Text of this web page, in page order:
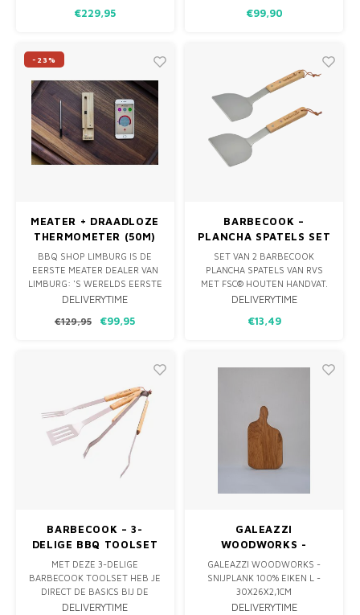
POEDERCOAT RVS.
€229,95
CHEF. WOK STANDAARD OM DE
€99,90
-23%
MEATER + DRAADLOZE
THERMOMETER (50M)
BBQ SHOP LIMBURG IS DE
EERSTE MEATER DEALER VAN
LIMBURG: 'S WERELDS EERSTE
ÉCHTE DRAADLOZE
EEN PROBE TWEE
KERNTEMPERATUUR VAN JE
BBQ, BRAAI OF SPIT
COMFORTABEL VANAF JE
DELIVERYTIME
€129,95 €99,95
BARBECOOK –
PLANCHA SPATELS SET
2 STUKS
SET VAN 2 BARBECOOK
PLANCHA SPATELS VAN RVS
MET FSC® HOUTEN HANDVAT.
IDEAAL VOOR
EN VIS. STEVIG, PRAKTISCH EN
DELIVERYTIME
€13,49
BARBECOOK – 3-
DELIGE BBQ TOOLSET
FSC®
MET DEZE 3-DELIGE
BARBECOOK TOOLSET HEB JE
DIRECT DE BASICS BIJ DE
HAND: SPATEL, VORK EN TANG.
DELIVERYTIME
GALEAZZI
WOODWORKS -
SNIJPLANK 100% EIKEN
L - 30X26X2,1CM
GALEAZZI WOODWORKS -
SNIJPLANK 100% EIKEN L -
30X26X2,1CM
DELIVERYTIME